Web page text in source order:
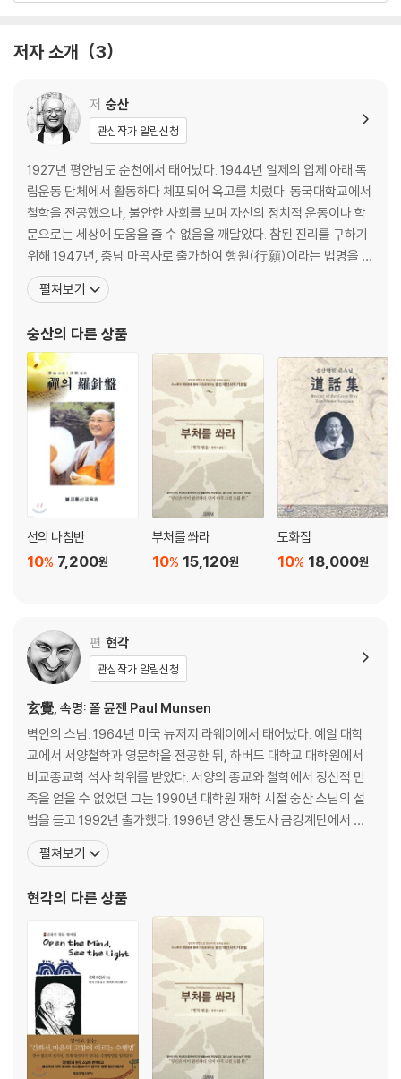
십이연기
팔정도
삼법인
3. 대승불교
대승불교
금강경
반야심경
대열반경
법화경
법성게
업과 윤회
카르마
육바라밀행
4. 선불교
선의 분류
최상승선
불립문자
교외별전
직지인심
대오
참구법
선의 3요소
선 정진
선원
어떤 것이 불성인가
세 가지 물건
여여한 경지
돌이켜보라
보는 자가 여래다
도솔삼관
어느 것이 생사를 벗어난 것인가
본래 얼굴
실중삼관
있는 그대로 부처다
‘오직 모를 뿐’으로 정진하라
10개의 공안
광우병과 나침반
저자 소개 3
저 숭산
관심작가 알림신청
1927년 평안남도 순천에서 태어났다. 1944년 일제의 압제 아래 독
립운동 단체에서 활동하다 체포되어 옥고를 치렀다. 동국대학교에서
철학을 전공했으나, 불안한 사회를 보며 자신의 정치적 운동이나 학
문으로는 세상에 도움을 줄 수 없음을 깨달았다. 참된 진리를 구하기
위해 1947년, 충남 마곡사로 출가하여 행원(行願)이라는 법명을 받
았다. 1949년 예산 수덕사에서 당시 한국 불교의 대표적 선지식이었
던 고봉 대선사로부터 전법게(傳法偈)와 숭산(崇山)이라는 당호
님은 ‘너의 법(法)이 세계에 크게 퍼질 것’이
펼쳐보기
숭산의 다른 상품
선의 나침반
7,200원
10%
부처를 쏴라
15,120원
10%
도화집
18,000원
10%
편 현각
관심작가 알림신청
玄覺, 속명: 폴 뮨젠 Paul Munsen
벽안의 스님. 1964년 미국 뉴저지 라웨이에서 태어났다. 예일 대학
교에서 서양철학과 영문학을 전공한 뒤, 하버드 대학교 대학원에서
비교종교학 석사 학위를 받았다. 서양의 종교와 철학에서 정신적 만
족을 얻을 수 없었던 그는 1990년 대학원 재학 시절 숭산 스님의 설
법을 듣고 1992년 출가했다. 1996년 양산 통도사 금강계단에서 숭
산 스님을 스승으로 비구계를 받았으며, 2001년 8월 화계사에서 숭
산스님으로부터 공식적으로 인가를 받았다. 1992년부터 송광사, 정
경전의 영역 및 다수의 법문을 통해 선맥이
펼쳐보기
현각의 다른 상품